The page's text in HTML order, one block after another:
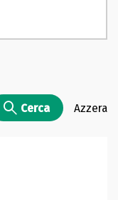
Cerca Azzera